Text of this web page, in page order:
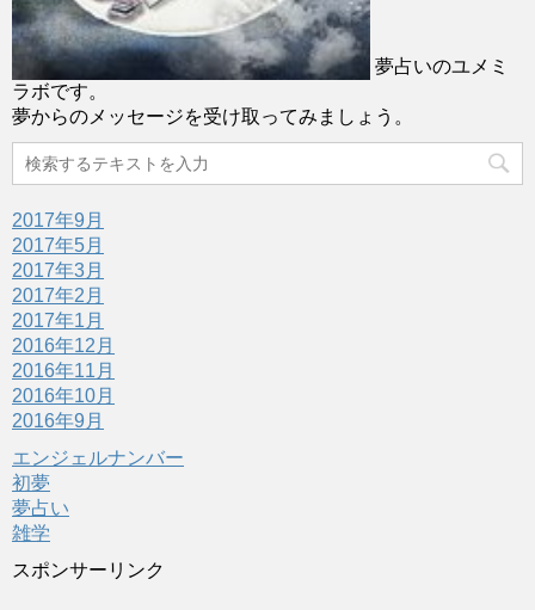
夢占いのユメミ
ラボです。
夢からのメッセージを受け取ってみましょう。
2017年9月
2017年5月
2017年3月
2017年2月
2017年1月
2016年12月
2016年11月
2016年10月
2016年9月
エンジェルナンバー
初夢
夢占い
雑学
スポンサーリンク